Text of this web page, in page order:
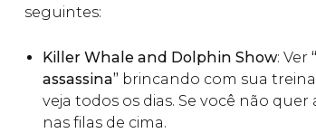
seguintes:
Killer Whale and Dolphin Show: Ver
assassina” brincando com sua
veja todos os dias. Se você não
nas filas de cima.